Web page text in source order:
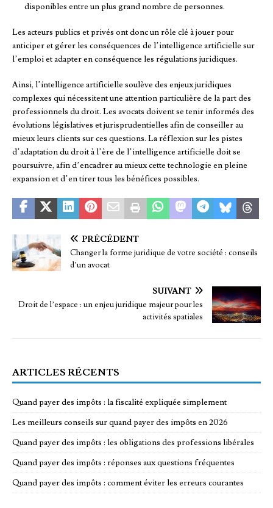
disponibles entre un plus grand nombre de personnes.
Les acteurs publics et privés ont donc un rôle clé à jouer pour
anticiper et gérer les conséquences de l’intelligence artificielle sur
l’emploi et adapter en conséquence les régulations juridiques.
Ainsi, l’intelligence artificielle soulève des enjeux juridiques
complexes qui nécessitent une attention particulière de la part des
professionnels du droit. Les avocats doivent se tenir informés des
évolutions législatives et jurisprudentielles afin de conseiller au
mieux leurs clients sur ces questions. La réflexion sur les pistes
d’adaptation du droit à l’ère de l’intelligence artificielle doit se
poursuivre, afin d’encadrer au mieux cette technologie en pleine
expansion et d’en tirer tous les bénéfices possibles.
PRÉCÉDENT
Changer la forme juridique de votre société : conseils
d’un avocat
SUIVANT
Droit de l’espace : un enjeu juridique majeur pour les
activités spatiales
ARTICLES RÉCENTS
Quand payer des impôts : la fiscalité expliquée simplement
Les meilleurs conseils sur quand payer des impôts en 2026
Quand payer des impôts : les obligations des professions libérales
Quand payer des impôts : réponses aux questions fréquentes
Quand payer des impôts : comment éviter les erreurs courantes